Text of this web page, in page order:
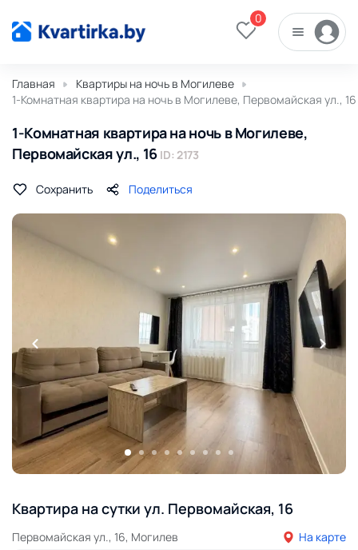
0
Главная
Квартиры на ночь в Могилеве
1-Комнатная квартира на ночь в Могилеве, Первомайская ул., 16
1-Комнатная квартира на ночь в Могилеве,
Первомайская ул., 16 ID: 2173
Сохранить Поделиться
Квартира на сутки ул. Первомайская, 16
Первомайская ул., 16, Могилев На карте